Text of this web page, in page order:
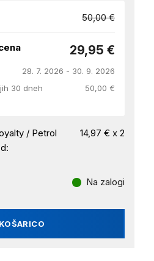
50,00 €
29,95 €
28. 7. 2026 - 30. 9. 2026
30 dneh
50,00 €
/ Petrol
14,97 € x 2
Na zalogi